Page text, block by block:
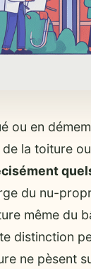
ou en
la toiture
du nu-
même du
distinction
ne pèsent